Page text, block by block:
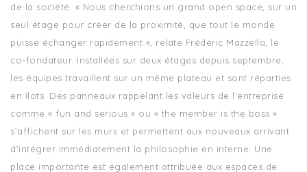
de la société. « Nous cherchions un grand open space, sur un
seul étage pour créer de la proximité, que tout le monde
puisse échanger rapidement », relate Frédéric Mazzella, le
co-fondateur. Installées sur deux étages depuis septembre,
les équipes travaillent sur un même plateau et sont réparties
en îlots. Des panneaux rappelant les valeurs de l’entreprise
comme « fun and serious » ou « the member is the boss »
s’affichent sur les murs et permettent aux nouveaux arrivant
d’intégrer immédiatement la philosophie en interne. Une
place importante est également attribuée aux espaces de